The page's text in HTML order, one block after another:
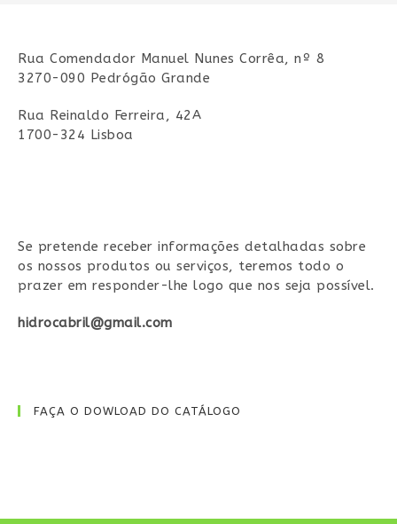
Rua Comendador Manuel Nunes Corrêa, nº 8
3270-090 Pedrógão Grande
Rua Reinaldo Ferreira, 42A
1700-324 Lisboa
Se pretende receber informações detalhadas sobre
os nossos produtos ou serviços, teremos todo o
prazer em responder-lhe logo que nos seja possível.
hidrocabril@gmail.com
FAÇA O DOWLOAD DO CATÁLOGO